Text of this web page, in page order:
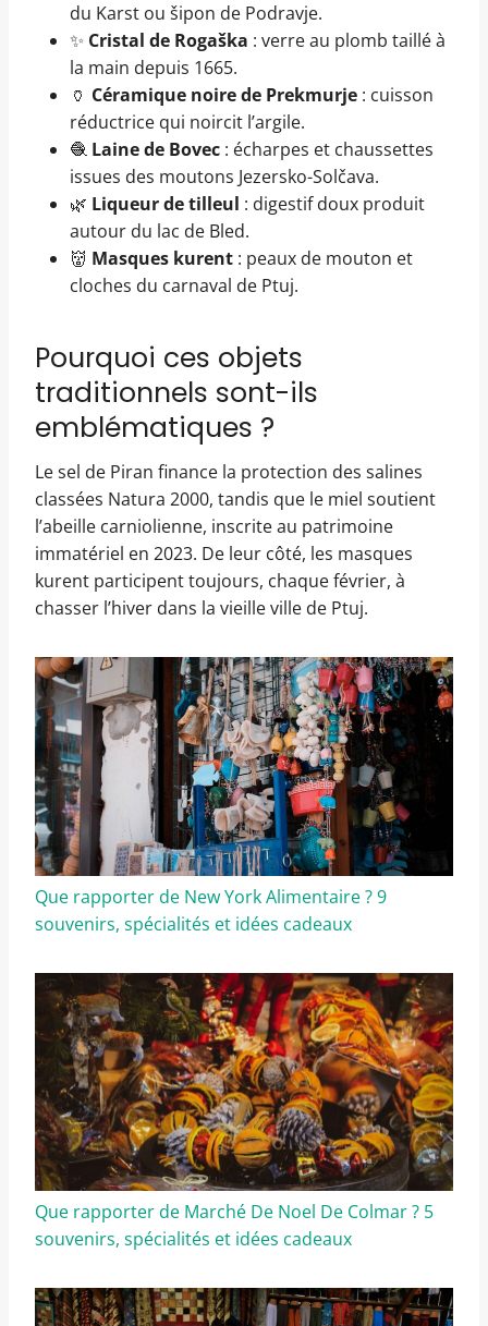
du Karst ou šipon de Podravje.
✨ Cristal de Rogaška : verre au plomb taillé à
la main depuis 1665.
🏺 Céramique noire de Prekmurje : cuisson
réductrice qui noircit l’argile.
🧶 Laine de Bovec : écharpes et chaussettes
issues des moutons Jezersko-Solčava.
🌿 Liqueur de tilleul : digestif doux produit
autour du lac de Bled.
👹 Masques kurent : peaux de mouton et
cloches du carnaval de Ptuj.
Pourquoi ces objets
traditionnels sont-ils
emblématiques ?
Le sel de Piran finance la protection des salines
classées Natura 2000, tandis que le miel soutient
l’abeille carniolienne, inscrite au patrimoine
immatériel en 2023. De leur côté, les masques
kurent participent toujours, chaque février, à
chasser l’hiver dans la vieille ville de Ptuj.
Que rapporter de New York Alimentaire ? 9
souvenirs, spécialités et idées cadeaux
Que rapporter de Marché De Noel De Colmar ? 5
souvenirs, spécialités et idées cadeaux